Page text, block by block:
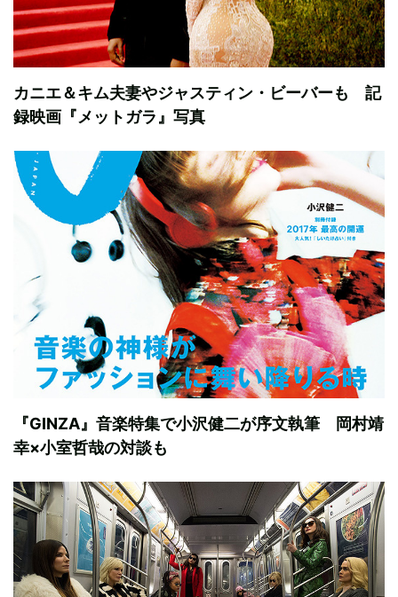
カニエ＆キム夫妻やジャスティン・ビーバーも 記
録映画『メットガラ』写真
『GINZA』音楽特集で小沢健二が序文執筆 岡村靖
幸×小室哲哉の対談も